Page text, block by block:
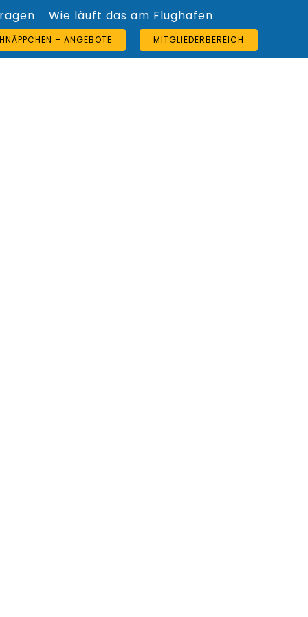
Wie läuft das am Flughafen
– ANGEBOTE MITGLIEDERBEREICH